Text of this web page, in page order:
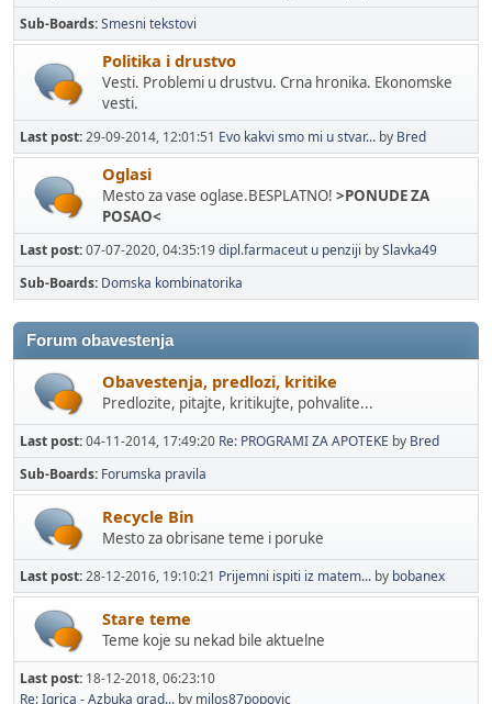
Sub-Boards Smesni tekstovi
Politika i drustvo
Vesti. Problemi u drustvu. Crna hronika. Ekonomske
vesti.
Last post:29-09-2014, 12:01:51 Evo kakvi smo mi u stvar... by Bred
Oglasi
Mesto za vase oglase.BESPLATNO! >PONUDE ZA
POSAO<
Last post:07-07-2020, 04:35:19dipl.farmaceut u penziji bySlavka49
Sub-Boards Domska kombinatorika
Forum obavestenja
Obavestenja, predlozi, kritike
Predlozite, pitajte, kritikujte, pohvalite...
Last post:04-11-2014, 17:49:20 Re: PROGRAMI ZA APOTEKE by Bred
Sub-Boards Forumska pravila
Recycle Bin
Mesto za obrisane teme i poruke
Last post:28-12-2016, 19:10:21 Prijemni ispiti iz matem... by bobanex
Stare teme
Teme koje su nekad bile aktuelne
Last post: 18-12-2018, 06:23:10
Re: Igrica - Azbuka grad... by milos87popovic